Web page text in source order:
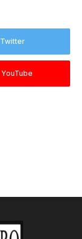
Twitter
YouTube